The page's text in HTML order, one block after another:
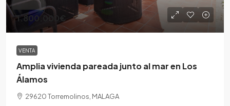
1.800.000€
VENTA
Amplia vivienda pareada junto al mar en Los
Álamos
29620 Torremolinos, MALAGA